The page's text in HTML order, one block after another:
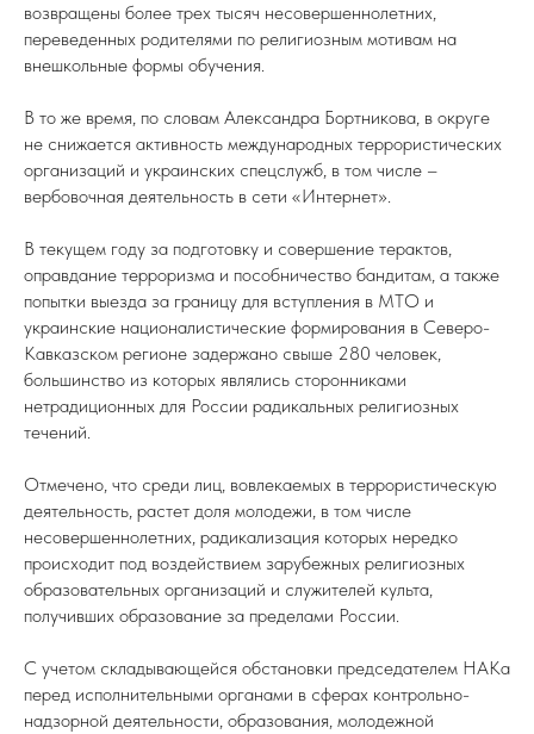
возвращены более трех тысяч несовершеннолетних,
переведенных родителями по религиозным мотивам на
внешкольные формы обучения.
В то же время, по словам Александра Бортникова, в округе
не снижается активность международных террористических
организаций и украинских спецслужб, в том числе –
вербовочная деятельность в сети «Интернет».
В текущем году за подготовку и совершение терактов,
оправдание терроризма и пособничество бандитам, а также
попытки выезда за границу для вступления в МТО и
украинские националистические формирования в Северо-
Кавказском регионе задержано свыше 280 человек,
большинство из которых являлись сторонниками
нетрадиционных для России радикальных религиозных
течений.
Отмечено, что среди лиц, вовлекаемых в террористическую
деятельность, растет доля молодежи, в том числе
несовершеннолетних, радикализация которых нередко
происходит под воздействием зарубежных религиозных
образовательных организаций и служителей культа,
получивших образование за пределами России.
С учетом складывающейся обстановки председателем НАКа
перед исполнительными органами в сферах контрольно-
надзорной деятельности, образования, молодежной